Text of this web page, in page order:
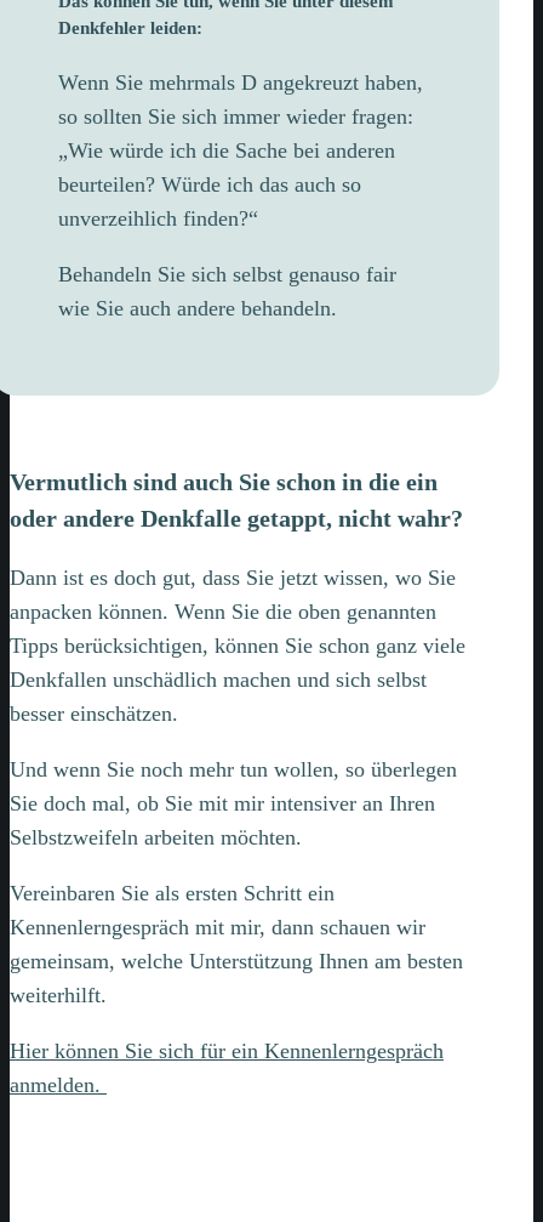
Denkfehler leiden:
Wenn Sie mehrmals D angekreuzt haben,
so sollten Sie sich immer wieder fragen:
„Wie würde ich die Sache bei anderen
beurteilen? Würde ich das auch so
unverzeihlich finden?“
Behandeln Sie sich selbst genauso fair
wie Sie auch andere behandeln.
Vermutlich sind auch Sie schon in die ein
oder andere Denkfalle getappt, nicht wahr?
Dann ist es doch gut, dass Sie jetzt wissen, wo Sie
anpacken können. Wenn Sie die oben genannten
Tipps berücksichtigen, können Sie schon ganz viele
Denkfallen unschädlich machen und sich selbst
besser einschätzen.
Und wenn Sie noch mehr tun wollen, so überlegen
Sie doch mal, ob Sie mit mir intensiver an Ihren
Selbstzweifeln arbeiten möchten.
Vereinbaren Sie als ersten Schritt ein
Kennenlerngespräch mit mir, dann schauen wir
gemeinsam, welche Unterstützung Ihnen am besten
weiterhilft.
Hier können Sie sich für ein Kennenlerngespräch
anmelden.